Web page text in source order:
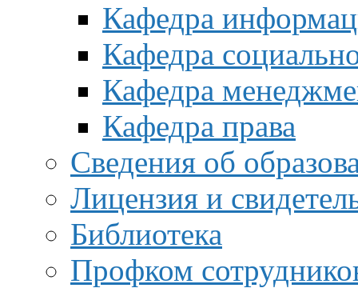
Кафедра
Кафедра
Кафедра
Кафедра права
Сведения об
Лицензия и
Библиотека
Профком